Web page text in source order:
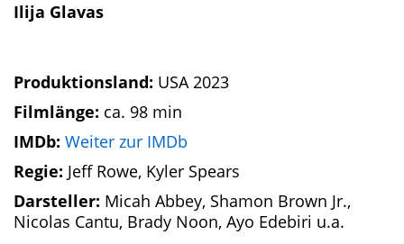
Ilija Glavas
Produktionsland: USA 2023
Filmlänge: ca. 98 min
IMDb: Weiter zur IMDb
Regie: Jeff Rowe, Kyler Spears
Darsteller: Micah Abbey, Shamon Brown Jr.,
Nicolas Cantu, Brady Noon, Ayo Edebiri u.a.